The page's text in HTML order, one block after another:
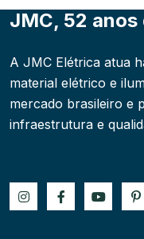
JMC, 52
A JMC Elétrica atua
material elétrico e
mercado brasileiro e
infraestrutura e